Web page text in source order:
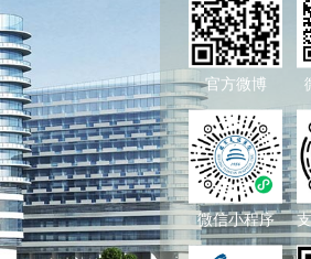
官方微博
微信小程序